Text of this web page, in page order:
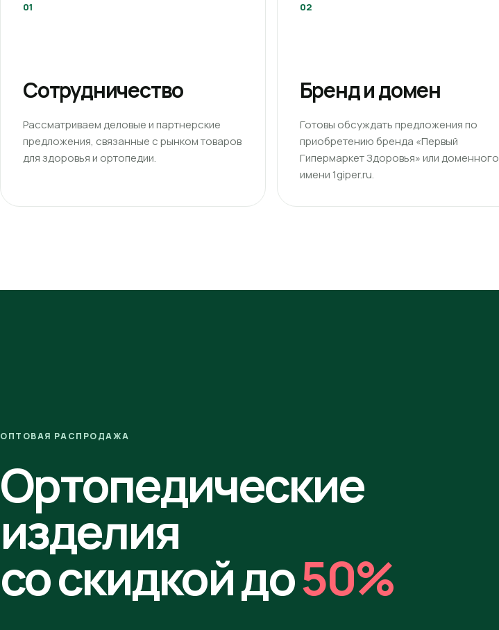
01
Сотрудничество
Рассматриваем деловые и партнерские
предложения, связанные с рынком товаров
для здоровья и ортопедии.
02
Бренд и домен
Готовы обсуждать предложения по
приобретению бренда «Первый
Гипермаркет Здоровья» или доменного
имени 1giper.ru.
ОПТОВАЯ РАСПРОДАЖА
Ортопедические
изделия
со скидкой до50%